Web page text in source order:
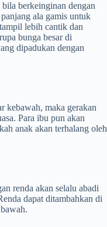
berkeinginan dengan
ala gamis untuk
lebih cantik dan
bunga besar di
dipadukan dengan
kebawah, maka gerakan
Para ibu pun akan
anak akan terhalang oleh
renda akan selalu abadi
dapat ditambahkan di